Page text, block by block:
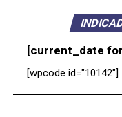
[current_date
[wpcode id="10142"]